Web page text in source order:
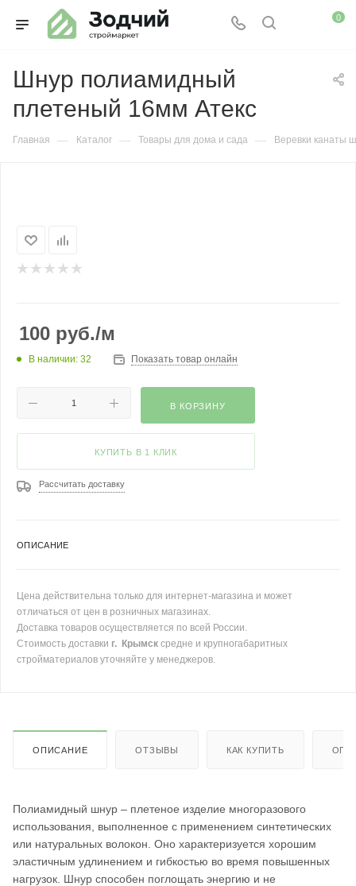
0
Шнур полиамидный
плетеный 16мм Атекс
Главная — Каталог — Товары для дома и сада — Веревки канаты
100 руб./м
В наличии: 32 Показать товар онлайн
В КОРЗИНУ
КУПИТЬ В 1 КЛИК
Рассчитать доставку
ОПИСАНИЕ
Цена действительна только для интернет-магазина и может
отличаться от цен в розничных магазинах.
Доставка товаров осуществляется по всей России.
Стоимость доставки г. Крымск средне и крупногабаритных
стройматериалов уточняйте у менеджеров.
ОПИСАНИЕ ОТЗЫВЫ КАК КУПИТЬ
Полиамидный шнур – плетеное изделие многоразового
использования, выполненное с применением синтетических
или натуральных волокон. Оно характеризуется хорошим
эластичным удлинением и гибкостью во время повышенных
нагрузок. Шнур способен поглощать энергию и не